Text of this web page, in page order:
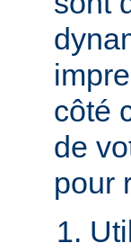
côté
de
pour